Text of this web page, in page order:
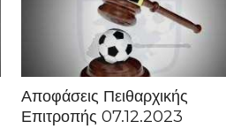
Αποφάσεις Πειθαρχικής
Επιτροπής 07.12.2023